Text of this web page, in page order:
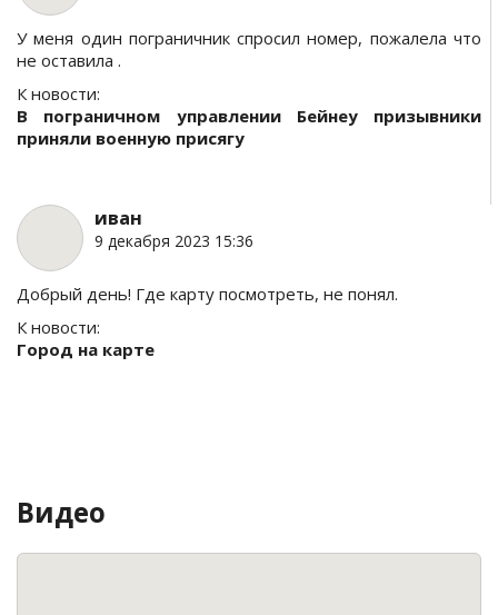
У меня один пограничник спросил номер, пожалела что
не оставила .
К новости:
В пограничном управлении Бейнеу призывники
приняли военную присягу
иван
9 декабря 2023 15:36
Добрый день! Где карту посмотреть, не понял.
К новости:
Город на карте
Видео